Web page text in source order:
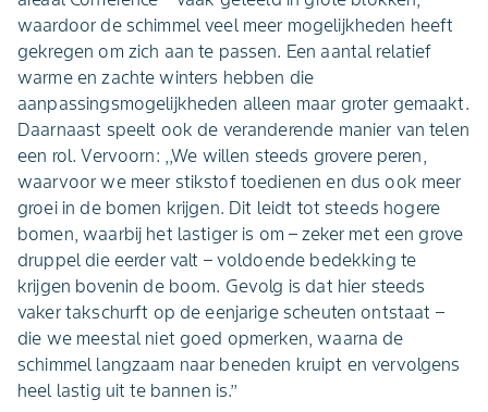
waardoor de schimmel veel meer mogelijkheden heeft
gekregen om zich aan te passen. Een aantal relatief
warme en zachte winters hebben die
aanpassingsmogelijkheden alleen maar groter gemaakt.
Daarnaast speelt ook de veranderende manier van telen
een rol. Vervoorn: ,,We willen steeds grovere peren,
waarvoor we meer stikstof toedienen en dus ook meer
groei in de bomen krijgen. Dit leidt tot steeds hogere
bomen, waarbij het lastiger is om – zeker met een grove
druppel die eerder valt – voldoende bedekking te
krijgen bovenin de boom. Gevolg is dat hier steeds
vaker takschurft op de eenjarige scheuten ontstaat –
die we meestal niet goed opmerken, waarna de
schimmel langzaam naar beneden kruipt en vervolgens
heel lastig uit te bannen is.’’